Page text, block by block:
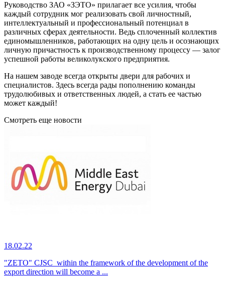
Руководство ЗАО «ЗЭТО» прилагает все усилия, чтобы
каждый сотрудник мог реализовать свой личностный,
интеллектуальный и профессиональный потенциал в
различных сферах деятельности. Ведь сплоченный коллектив
единомышленников, работающих на одну цель и осознающих
личную причастность к производственному процессу — залог
успешной работы великолукского предприятия.
На нашем заводе всегда открыты двери для рабочих и
специалистов. Здесь всегда рады пополнению команды
трудолюбивых и ответственных людей, а стать ее частью
может каждый!
Смотреть еще новости
18.02.22
"ZETO" CJSC within the framework of the development of the
export direction will become a ...